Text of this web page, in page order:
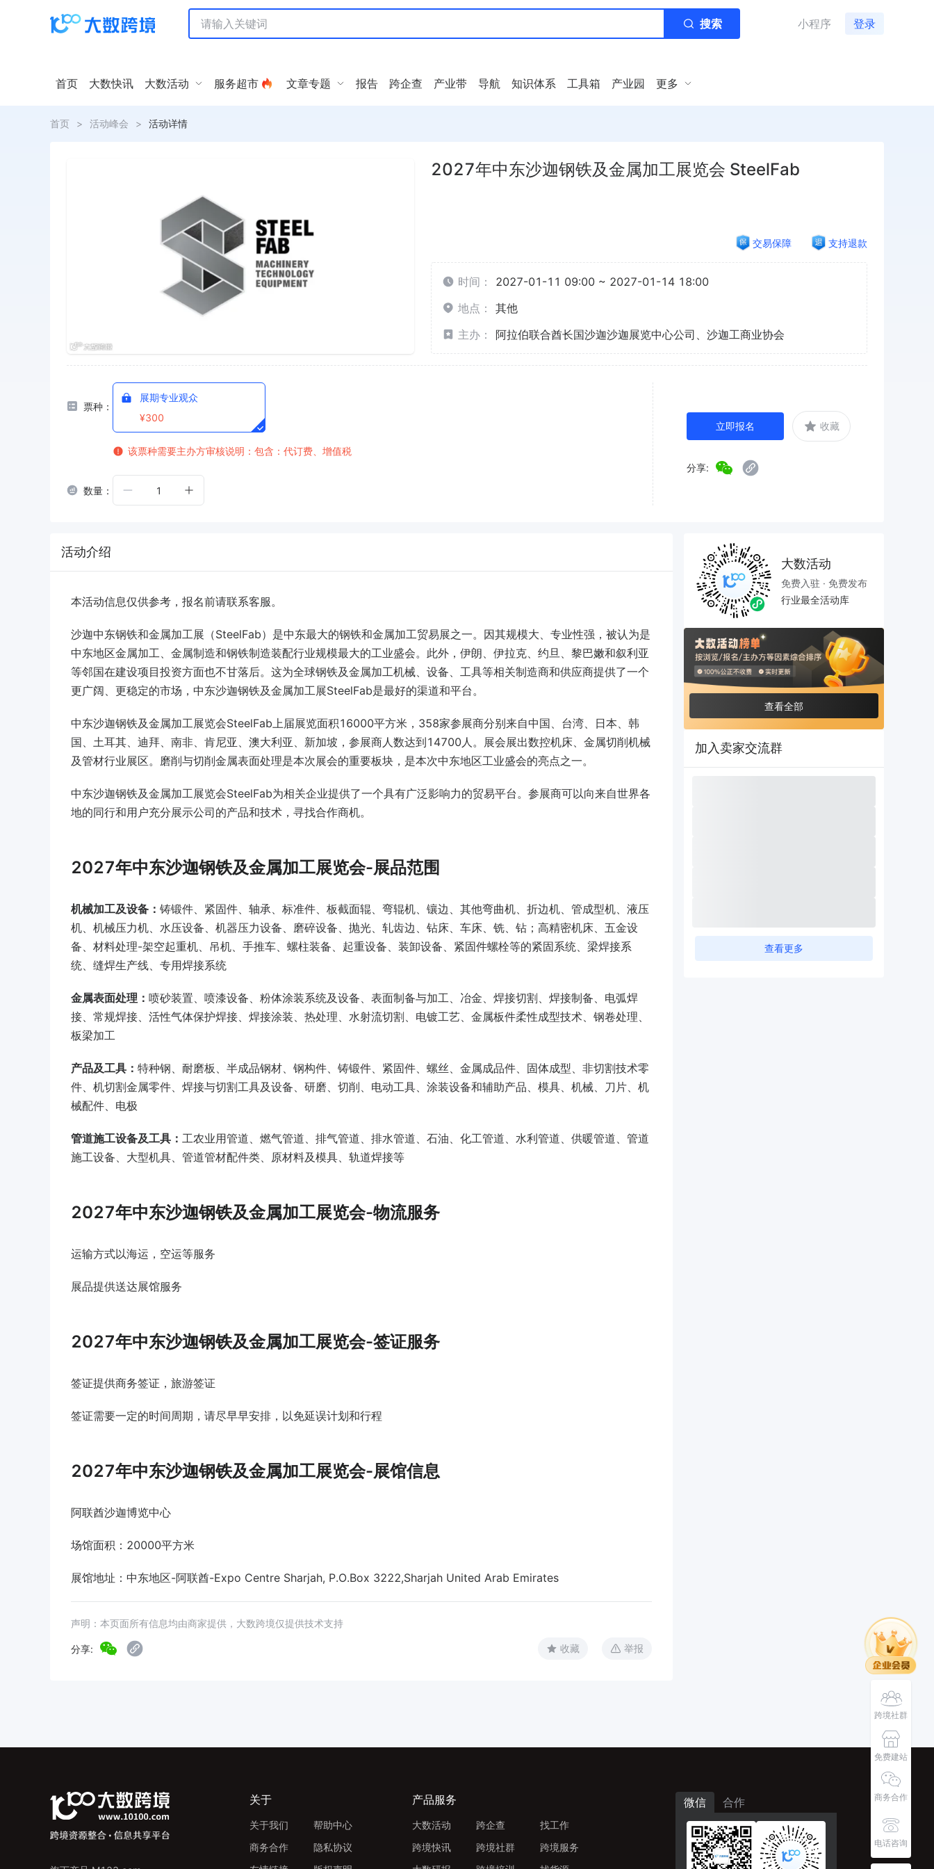
搜索 小程序 登录
首页 大数快讯 大数活动 服务超市 文章专题 报告 跨企查 产业带 导航 知识体系 工具箱 产业园 更多
首页 > 活动峰会 > 活动详情
2027年中东沙迦钢铁及金属加工展览会 SteelFab
交易保障 支持退款
时间：
2027-01-11 09:00 ~ 2027-01-14 18:00
地点：
其他
主办：
阿拉伯联合酋长国沙迦沙迦展览中心公司、沙迦工商业协会
票种：
展期专业观众
¥300
该票种需要主办方审核说明：包含：代订费、增值税
数量： 1
立即报名 收藏
分享:
活动介绍
本活动信息仅供参考，报名前请联系客服。
沙迦中东钢铁和金属加工展（SteelFab）是中东最大的钢铁和金属加工贸易展之一。因其规模大、专业性强，被认为是
中东地区金属加工、金属制造和钢铁制造装配行业规模最大的工业盛会。此外，伊朗、伊拉克、约旦、黎巴嫩和叙利亚
等邻国在建设项目投资方面也不甘落后。这为全球钢铁及金属加工机械、设备、工具等相关制造商和供应商提供了一个
更广阔、更稳定的市场，中东沙迦钢铁及金属加工展SteelFab是最好的渠道和平台。
中东沙迦钢铁及金属加工展览会SteelFab上届展览面积16000平方米，358家参展商分别来自中国、台湾、日本、韩
国、土耳其、迪拜、南非、肯尼亚、澳大利亚、新加坡，参展商人数达到14700人。展会展出数控机床、金属切削机械
及管材行业展区。磨削与切削金属表面处理是本次展会的重要板块，是本次中东地区工业盛会的亮点之一。
中东沙迦钢铁及金属加工展览会SteelFab为相关企业提供了一个具有广泛影响力的贸易平台。参展商可以向来自世界各
地的同行和用户充分展示公司的产品和技术，寻找合作商机。
2027年中东沙迦钢铁及金属加工展览会-展品范围
机械加工及设备： 铸锻件、紧固件、轴承、标准件、板截面辊、弯辊机、镶边、其他弯曲机、折边机、管成型机、液压
机、机械压力机、水压设备、机器压力设备、磨碎设备、抛光、轧齿边、钻床、车床、铣、钻；高精密机床、五金设
备、材料处理-架空起重机、吊机、手推车、螺柱装备、起重设备、装卸设备、紧固件螺栓等的紧固系统、梁焊接系
统、缝焊生产线、专用焊接系统
金属表面处理： 喷砂装置、喷漆设备、粉体涂装系统及设备、表面制备与加工、冶金、焊接切割、焊接制备、电弧焊
接、常规焊接、活性气体保护焊接、焊接涂装、热处理、水射流切割、电镀工艺、金属板件柔性成型技术、钢卷处理、
板梁加工
产品及工具： 特种钢、耐磨板、半成品钢材、钢构件、铸锻件、紧固件、螺丝、金属成品件、固体成型、非切割技术零
件、机切割金属零件、焊接与切割工具及设备、研磨、切削、电动工具、涂装设备和辅助产品、模具、机械、刀片、机
械配件、电极
管道施工设备及工具： 工农业用管道、燃气管道、排气管道、排水管道、石油、化工管道、水利管道、供暖管道、管道
施工设备、大型机具、管道管材配件类、原材料及模具、轨道焊接等
2027年中东沙迦钢铁及金属加工展览会-物流服务
运输方式以海运，空运等服务
展品提供送达展馆服务
2027年中东沙迦钢铁及金属加工展览会-签证服务
签证提供商务签证，旅游签证
签证需要一定的时间周期，请尽早早安排，以免延误计划和行程
2027年中东沙迦钢铁及金属加工展览会-展馆信息
阿联酋沙迦博览中心
场馆面积：20000平方米
展馆地址：中东地区-阿联酋-Expo Centre Sharjah, P.O.Box 3222,Sharjah United Arab Emirates
声明：本页面所有信息均由商家提供，大数跨境仅提供技术支持
分享: 收藏 举报
大数活动
免费入驻 · 免费发布
行业最全活动库
查看全部
加入卖家交流群
查看更多
跨境社群
免费建站
商务合作
电话咨询
关于
关于我们
商务合作
帮助中心
隐私协议
产品服务
大数活动
跨境快讯
跨企查
跨境社群
找工作
跨境服务
微信 合作